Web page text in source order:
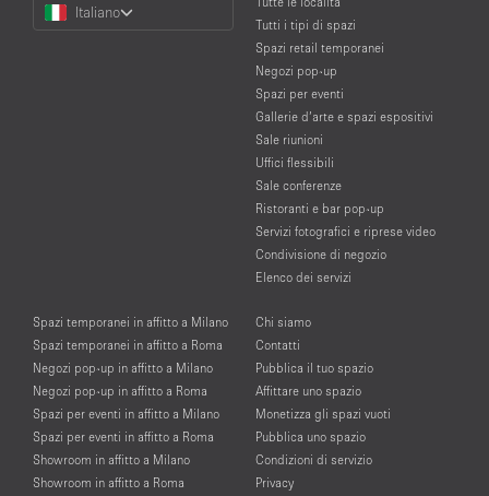
Language
Italiano
Tutti i tipi di spazi
Spazi retail temporanei
Negozi pop-up
Spazi per eventi
Gallerie d’arte e spazi espositivi
Sale riunioni
Uffici flessibili
Sale conferenze
Ristoranti e bar pop-up
Servizi fotografici e riprese video
Condivisione di negozio
Elenco dei servizi
Spazi temporanei in affitto a Milano
Spazi temporanei in affitto a Roma
Negozi pop-up in affitto a Milano
Negozi pop-up in affitto a Roma
Spazi per eventi in affitto a Milano
Spazi per eventi in affitto a Roma
Showroom in affitto a Milano
Showroom in affitto a Roma
Chi siamo
Contatti
Pubblica il tuo spazio
Affittare uno spazio
Monetizza gli spazi vuoti
Pubblica uno spazio
Condizioni di servizio
Privacy